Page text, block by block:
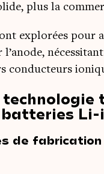
plus la
explo­rées
conduc­teurs
de